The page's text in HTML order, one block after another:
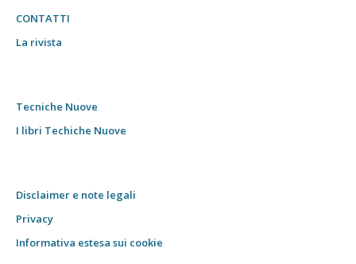
CONTATTI
La rivista
Tecniche Nuove
I libri Techiche Nuove
Disclaimer e note legali
Privacy
Informativa estesa sui cookie